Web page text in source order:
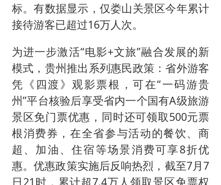
标。有数据显示，仅娄山关景区今年累计
接待游客已超过16万人次。
为进一步激活“电影+文旅”融合发展的新
模式，贵州推出系列惠民政策：省外游客
凭《四渡》观影票根，可在“一码游贵
州”平台核验后享受省内一个国有A级旅游
景区免门票优惠，同时还可领取500元票
根消费券，在全省参与活动的餐饮、商
超、加油、住宿等场景消费可享8折优
惠。优惠政策实施后反响热烈，截至7月7
日21时，累计超7.4万人领取景区免票权